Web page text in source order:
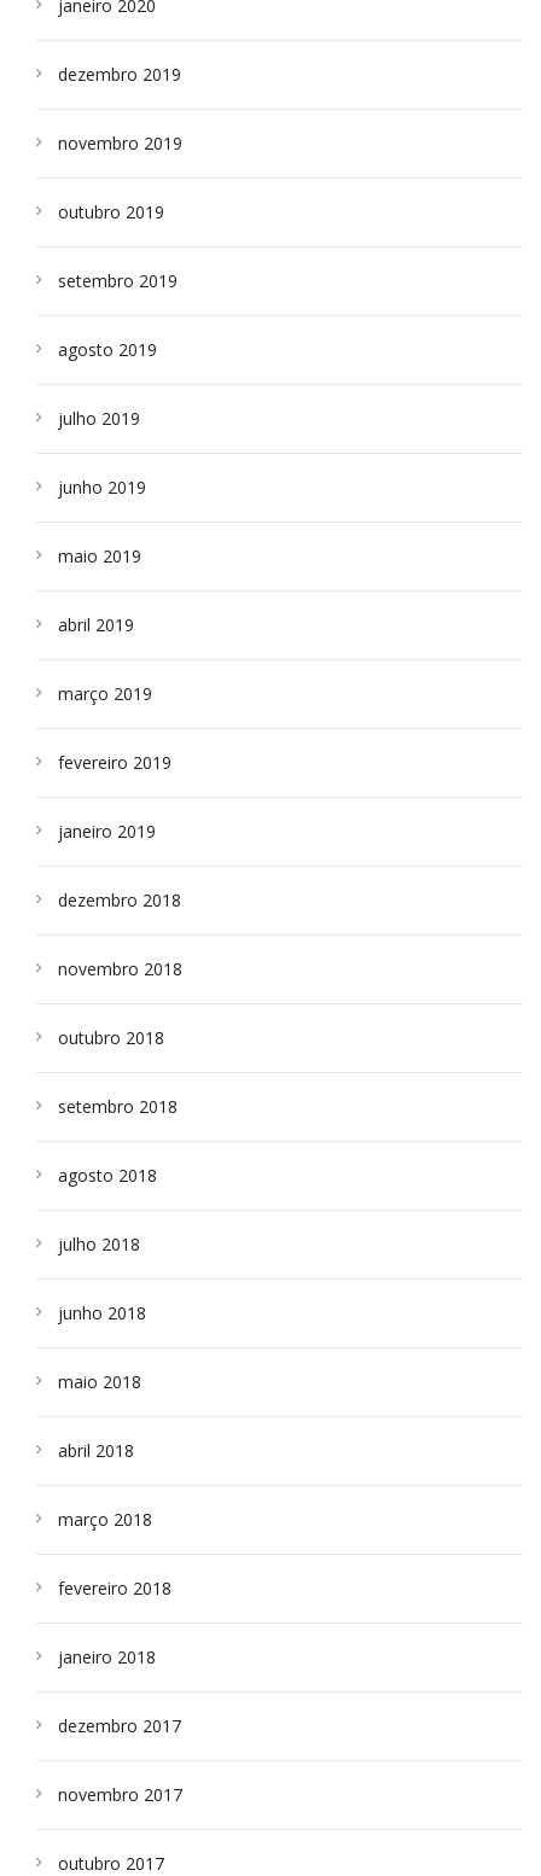
janeiro 2020
dezembro 2019
novembro 2019
outubro 2019
setembro 2019
agosto 2019
julho 2019
junho 2019
maio 2019
abril 2019
março 2019
fevereiro 2019
janeiro 2019
dezembro 2018
novembro 2018
outubro 2018
setembro 2018
agosto 2018
julho 2018
junho 2018
maio 2018
abril 2018
março 2018
fevereiro 2018
janeiro 2018
dezembro 2017
novembro 2017
outubro 2017